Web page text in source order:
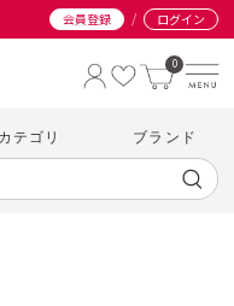
会員登録 / ログイン
0
カテゴリ ブランド